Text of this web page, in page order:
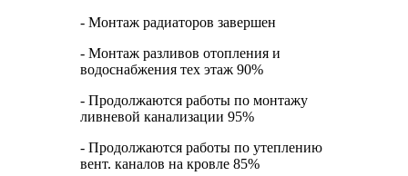
- Монтаж радиаторов завершен
- Монтаж разливов отопления и
водоснабжения тех этаж 90%
- Продолжаются работы по монтажу
ливневой канализации 95%
- Продолжаются работы по утеплению
вент. каналов на кровле 85%